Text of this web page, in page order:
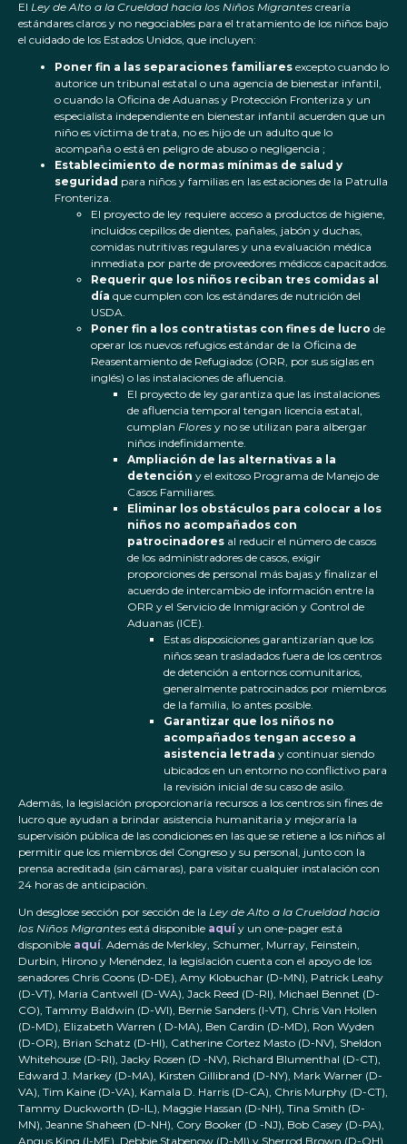
El Ley de Alto a la Crueldad hacia los Niños Migrantes crearía
estándares claros y no negociables para el tratamiento de los niños bajo
el cuidado de los Estados Unidos, que incluyen:
Poner fin a las separaciones familiares excepto cuando lo
autorice un tribunal estatal o una agencia de bienestar infantil,
o cuando la Oficina de Aduanas y Protección Fronteriza y un
especialista independiente en bienestar infantil acuerden que un
niño es víctima de trata, no es hijo de un adulto que lo
acompaña o está en peligro de abuso o negligencia ;
Establecimiento de normas mínimas de salud y
seguridad para niños y familias en las estaciones de la Patrulla
Fronteriza.
El proyecto de ley requiere acceso a productos de higiene,
incluidos cepillos de dientes, pañales, jabón y duchas,
comidas nutritivas regulares y una evaluación médica
inmediata por parte de proveedores médicos capacitados.
Requerir que los niños reciban tres comidas al
día que cumplen con los estándares de nutrición del
USDA.
Poner fin a los contratistas con fines de lucro de
operar los nuevos refugios estándar de la Oficina de
Reasentamiento de Refugiados (ORR, por sus siglas en
inglés) o las instalaciones de afluencia.
El proyecto de ley garantiza que las instalaciones
de afluencia temporal tengan licencia estatal,
cumplan Flores y no se utilizan para albergar
niños indefinidamente.
Ampliación de las alternativas a la
detención y el exitoso Programa de Manejo de
Casos Familiares.
Eliminar los obstáculos para colocar a los
niños no acompañados con
patrocinadores al reducir el número de casos
de los administradores de casos, exigir
proporciones de personal más bajas y finalizar el
acuerdo de intercambio de información entre la
ORR y el Servicio de Inmigración y Control de
Aduanas (ICE).
Estas disposiciones garantizarían que los
niños sean trasladados fuera de los centros
de detención a entornos comunitarios,
generalmente patrocinados por miembros
de la familia, lo antes posible.
Garantizar que los niños no
acompañados tengan acceso a
asistencia letrada y continuar siendo
ubicados en un entorno no conflictivo para
la revisión inicial de su caso de asilo.
Además, la legislación proporcionaría recursos a los centros sin fines de
lucro que ayudan a brindar asistencia humanitaria y mejoraría la
supervisión pública de las condiciones en las que se retiene a los niños al
permitir que los miembros del Congreso y su personal, junto con la
prensa acreditada (sin cámaras), para visitar cualquier instalación con
24 horas de anticipación.
Un desglose sección por sección de la Ley de Alto a la Crueldad hacia
los Niños Migrantes está disponible aquí y un one-pager está
disponible aquí. Además de Merkley, Schumer, Murray, Feinstein,
Durbin, Hirono y Menéndez, la legislación cuenta con el apoyo de los
senadores Chris Coons (D-DE), Amy Klobuchar (D-MN), Patrick Leahy
(D-VT), Maria Cantwell (D-WA), Jack Reed (D-RI), Michael Bennet (D-
CO), Tammy Baldwin (D-WI), Bernie Sanders (I-VT), Chris Van Hollen
(D-MD), Elizabeth Warren ( D-MA), Ben Cardin (D-MD), Ron Wyden
(D-OR), Brian Schatz (D-HI), Catherine Cortez Masto (D-NV), Sheldon
Whitehouse (D-RI), Jacky Rosen (D -NV), Richard Blumenthal (D-CT),
Edward J. Markey (D-MA), Kirsten Gillibrand (D-NY), Mark Warner (D-
VA), Tim Kaine (D-VA), Kamala D. Harris (D-CA), Chris Murphy (D-CT),
Tammy Duckworth (D-IL), Maggie Hassan (D-NH), Tina Smith (D-
MN), Jeanne Shaheen (D-NH), Cory Booker (D -NJ), Bob Casey (D-PA),
Angus King (I-ME), Debbie Stabenow (D-MI) y Sherrod Brown (D-OH).